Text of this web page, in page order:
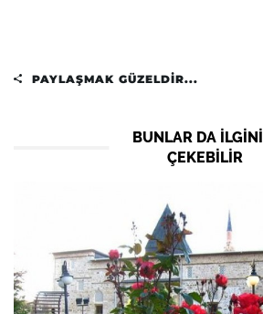
PAYLAŞMAK GÜZELDIR...
BUNLAR DA
ÇEKEBILIR